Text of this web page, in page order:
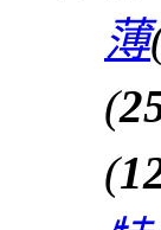
薄
(
(